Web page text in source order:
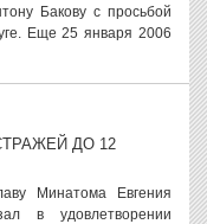
Бакову с просьбой
Еще 25 января 2006
ДО 12
Минатома Евгения
в удовлетворении